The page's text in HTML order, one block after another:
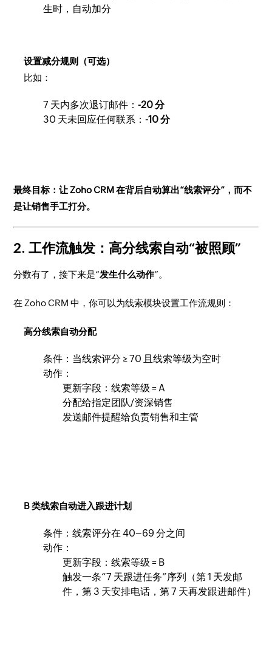
生时，自动加分
设置减分规则（可选）
比如：
7 天内多次退订邮件：-20 分
30 天未回应任何联系：-10 分
最终目标：让 Zoho CRM 在背后自动算出“线索评分”，而不
是让销售手工打分。
2. 工作流触发：高分线索自动“被照顾”
分数有了，接下来是“发生什么动作”。
在 Zoho CRM 中，你可以为线索模块设置工作流规则：
高分线索自动分配
条件：当线索评分 ≥ 70 且线索等级为空时
动作：
更新字段：线索等级 = A
分配给指定团队/资深销售
发送邮件提醒给负责销售和主管
B 类线索自动进入跟进计划
条件：线索评分在 40–69 分之间
动作：
更新字段：线索等级 = B
触发一条“7 天跟进任务”序列（第 1 天发邮
件，第 3 天安排电话，第 7 天再发跟进邮件）